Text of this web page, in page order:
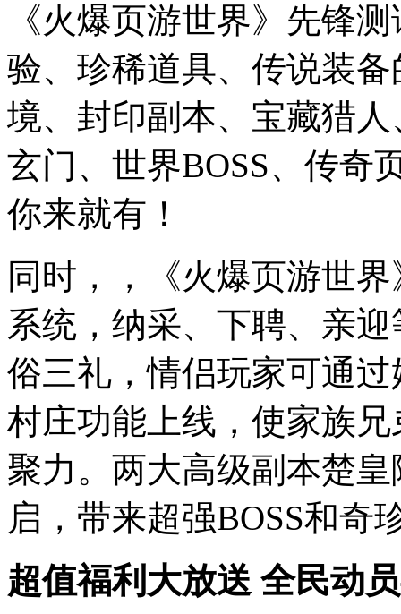
《火爆页游世界》先锋
验、珍稀道具、传说装
境、封印副本、宝藏猎
玄门、世界BOSS、传
你来就有！
同时，，《火爆页游世
系统，纳采、下聘、亲
俗三礼，情侣玩家可通
村庄功能上线，使家族
聚力。两大高级副本楚
启，带来超强BOSS和奇
超值福利大放送 全民动